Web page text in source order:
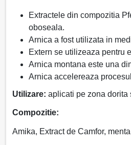
Extractele din compozitia
oboseala.
Arnica a fost utilizata in
Extern se utilizeaza pentru
Arnica montana este una
Arnica accelereaza
Utilizare: aplicati pe zona dorita
Compozitie:
Amika, Extract de Camfor,